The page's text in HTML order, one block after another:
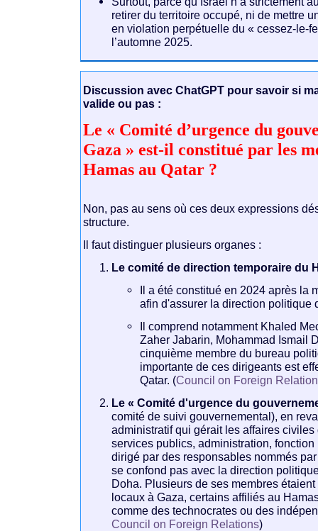
retirer du territoire occupé, ni de mettre
en violation perpétuelle du « cessez-le-
l’automne 2025.
Discussion avec ChatGPT pour savoir si
valide ou pas :
Le « Comité d’urgence du
Gaza » est-il constitué par les
Hamas au Qatar ?
Non, pas au sens où ces deux expressions
structure.
Il faut distinguer plusieurs organes :
Le comité de direction temporaire du
Il a été constitué en 2024 après la
afin d'assurer la direction politique
Il comprend notamment Khaled
Zaher Jabarin, Mohammad Ismail
cinquième membre du bureau
importante de ces dirigeants est
Qatar. (Council on Foreign
Le « Comité d'urgence du
comité de suivi gouvernemental), en
administratif qui gérait les affaires
services publics, administration,
dirigé par des responsables nommés
se confond pas avec la direction
Doha. Plusieurs de ses membres
locaux à Gaza, certains affiliés au
comme des technocrates ou des
Council on Foreign Relations)